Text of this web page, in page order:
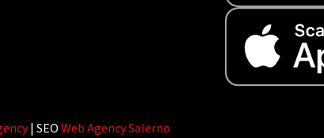
| SEOWeb Agency Salerno